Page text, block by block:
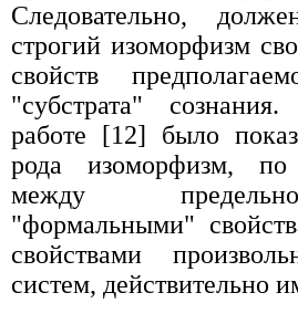
Следовательно,
строгий изоморфизм
свойств
"субстрата"
работе [12] было
рода изоморфизм,
между
"формальными"
свойствами
систем, действительно